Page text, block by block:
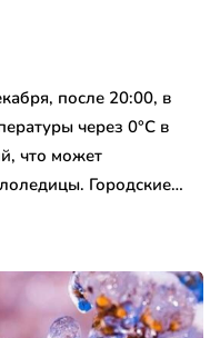
после 20:00, в
через 0°C в
что может
Городские…